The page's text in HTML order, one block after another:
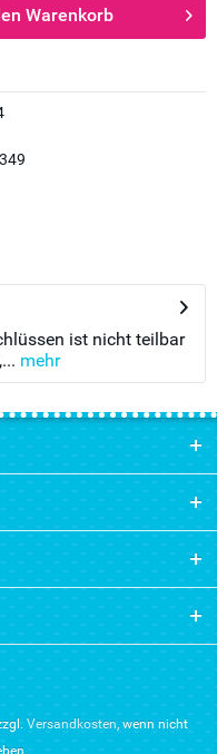
Warenkorb
ist nicht teilbar
mehr
Versandkosten, wenn nicht